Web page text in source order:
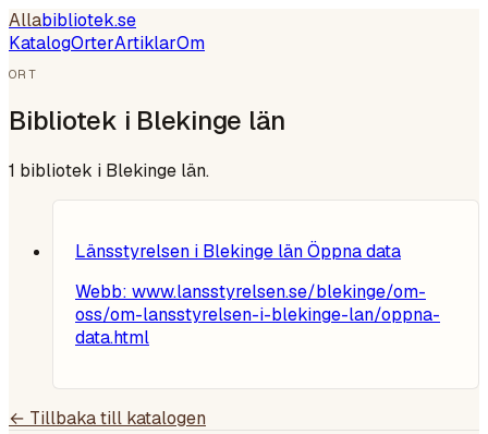
Allabibliotek.se
KatalogOrterArtiklarOm
ORT
Bibliotek i Blekinge län
1 bibliotek i Blekinge län.
Länsstyrelsen i Blekinge län Öppna data
Webb: www.lansstyrelsen.se/blekinge/om-
oss/om-lansstyrelsen-i-blekinge-lan/oppna-
data.html
← Tillbaka till katalogen